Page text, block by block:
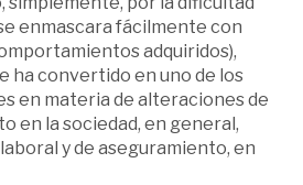
enmascara fácilmente con
adquiridos),
ha convertido en uno de los
en materia de alteraciones de
en la sociedad, en general,
y de aseguramiento, en